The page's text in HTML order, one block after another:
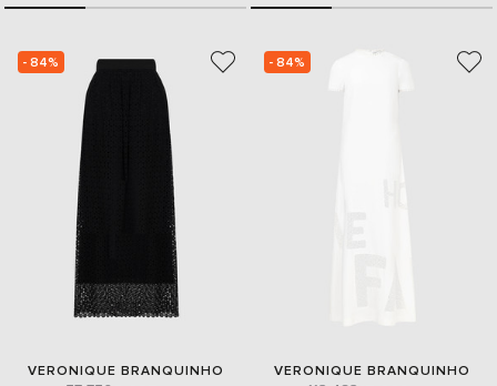
- 84%
VERONIQUE BRANQUINHO
- 84%
VERONIQUE BRANQUINHO